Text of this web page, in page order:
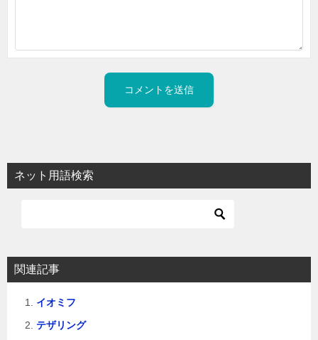
ネット用語検索
関連記事
イオミフ
テザリング